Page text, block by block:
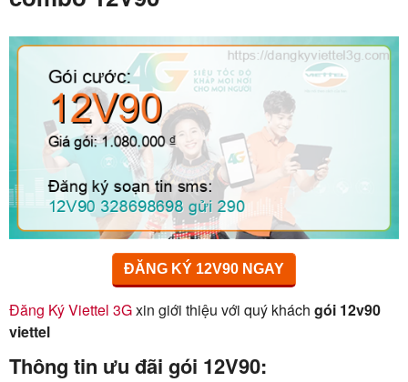
ĐĂNG KÝ 12V90 NGAY
Đăng Ký Viettel 3Gxin giới thiệu với quý khách gói 12v90
viettel
Thông tin ưu đãi gói 12V90: